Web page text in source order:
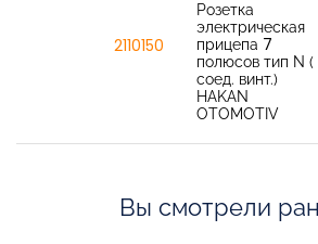
2110150
Розетка
электрическая
прицепа 7
полюсов тип N (
соед. винт.)
HAKAN
OTOMOTIV
Вы смотрели